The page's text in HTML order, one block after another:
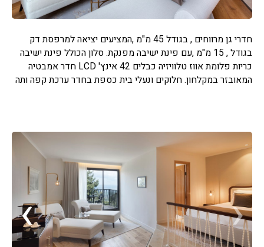
חדרי גן מרווחים , בגודל 45 מ"מ ,המציעים יציאה למרפסת דק
בגודל , 15 מ"מ ,עם פינת ישיבה מפנקת. סלון הכולל פינת ישיבה
כריות פלומת אווז טלוויזיה כבלים 42 אינץ' LCD חדר אמבטיה
המאובזר במקלחון. חלוקים ונעלי בית כספת בחדר ערכת קפה ותה
‹
›